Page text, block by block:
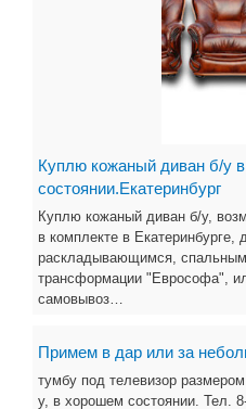
Куплю кожаный диван б/у
состоянии.Екатеринбург
Куплю кожаный диван б/у,
в комплекте в Екатеринбурге,
раскладывающимся,
трансформации "Еврософа",
самовывоз…
Примем в дар или за
тумбу под телевизор
у, в хорошем состоянии. Тел.